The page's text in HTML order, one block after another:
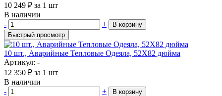
10 249 ₽ за 1 шт
В наличии
-
+
В корзину
Быстрый просмотр
10 шт., Аварийные Тепловые Одеяла, 52X82 дюйма
Артикул: -
12 350 ₽ за 1 шт
В наличии
-
+
В корзину